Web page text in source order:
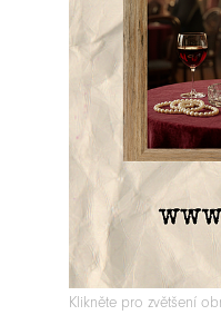
Klikněte pro zvětšení